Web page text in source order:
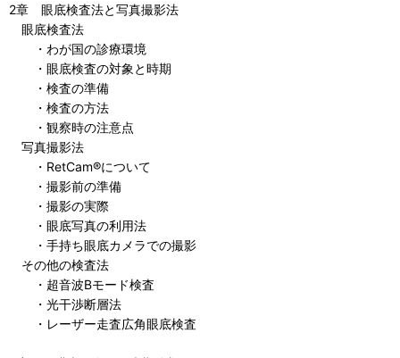
2章 眼底検査法と写真撮影法
眼底検査法
・わが国の診療環境
・眼底検査の対象と時期
・検査の準備
・検査の方法
・観察時の注意点
写真撮影法
・RetCam®について
・撮影前の準備
・撮影の実際
・眼底写真の利用法
・手持ち眼底カメラでの撮影
その他の検査法
・超音波Bモード検査
・光干渉断層法
・レーザー走査広角眼底検査